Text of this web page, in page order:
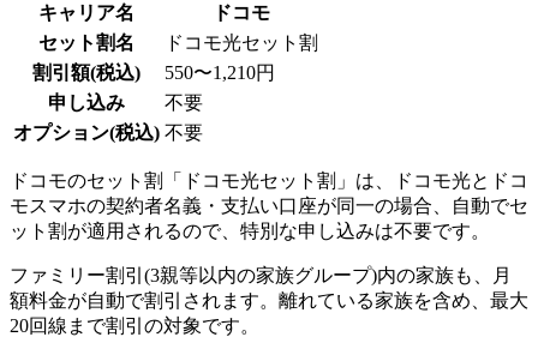
キャリア名
ドコモ
セット割名
ドコモ光セット割
割引額(税込)
550〜1,210円
申し込み
不要
オプション(税込) 不要
ドコモのセット割「ドコモ光セット割」は、ドコモ光とドコ
モスマホの契約者名義・支払い口座が同一の場合、自動でセ
ット割が適用されるので、特別な申し込みは不要です。
ファミリー割引(3親等以内の家族グループ)内の家族も、月
額料金が自動で割引されます。離れている家族を含め、最大
20回線まで割引の対象です。